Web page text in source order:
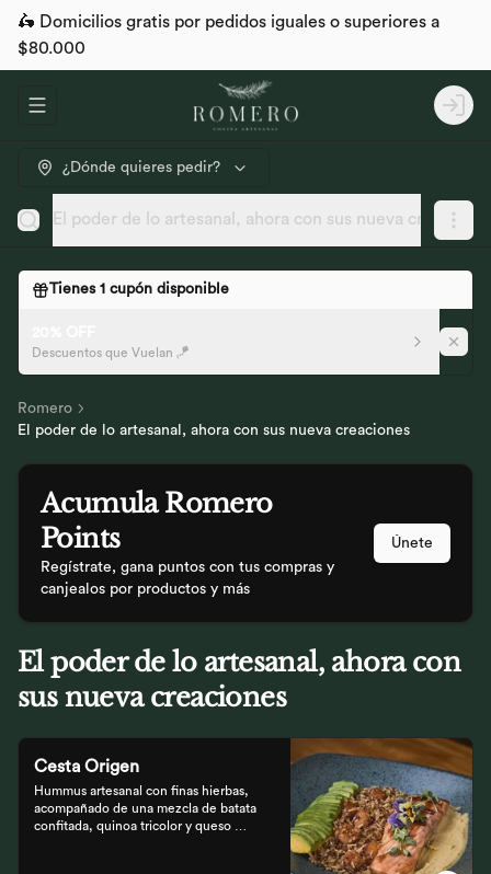
🛵 Domicilios gratis por pedidos iguales o superiores a
$80.000
Abrir menu de navegación Login
¿Dónde quieres pedir?
El poder de lo artesanal, ahora con sus nueva creaciones
Tienes 1 cupón disponible
Descuentos que Vuelan 🪁
Romero
El poder de lo artesanal, ahora con sus nueva creaciones
AcumulaRomero
Points
Regístrate, gana puntos con tus compras y
canjealos por productos y más
Únete
El poder de lo artesanal, ahora con
sus nueva creaciones
Cesta Origen
Hummus artesanal con finas hierbas,
acompañado de una mezcla de batata
confitada, quinoa tricolor y queso